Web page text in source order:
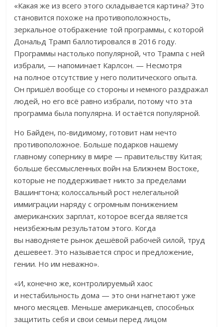
«Какая же из всего этого складывается картина? Это
становится похоже на противоположность,
зеркальное отображение той программы, с которой
Дональд Трамп баллотировался в 2016 году.
Программы настолько популярной, что Трампа с ней
избрали, — напоминает Карлсон. — Несмотря
на полное отсутствие у него политического опыта.
Он пришёл вообще со стороны и немного раздражал
людей, но его всё равно избрали, потому что эта
программа была популярна. И остаётся популярной.
Но Байден, по-видимому, готовит нам нечто
противоположное. Больше подарков нашему
главному сопернику в мире — правительству Китая;
больше бессмысленных войн на Ближнем Востоке,
которые не поддерживает никто за пределами
Вашингтона; колоссальный рост нелегальной
иммиграции наряду с огромным понижением
американских зарплат, которое всегда является
неизбежным результатом этого. Когда
вы наводняете рынок дешёвой рабочей силой, труд
дешевеет. Это называется спрос и предложение,
гении. Но им неважно».
«И, конечно же, контролируемый хаос
и нестабильность дома — это они нагнетают уже
много месяцев. Меньше американцев, способных
защитить себя и свои семьи перед лицом